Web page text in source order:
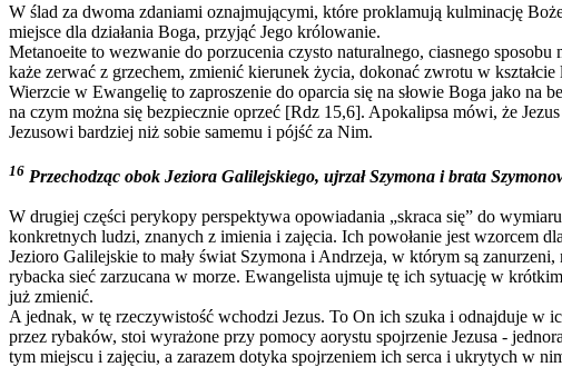
W ślad za dwoma zdaniami oznajmującymi, które proklamują kulminację
miejsce dla działania Boga, przyjąć Jego królowanie.
Metanoeite to wezwanie do porzucenia czysto naturalnego, ciasnego
każe zerwać z grzechem, zmienić kierunek życia, dokonać zwrotu w
Wierzcie w Ewangelię to zaproszenie do oparcia się na słowie Boga jako na
na czym można się bezpiecznie oprzeć [Rdz 15,6]. Apokalipsa mówi, że
Jezusowi bardziej niż sobie samemu i pójść za Nim.
16 Przechodząc obok Jeziora Galilejskiego, ujrzał Szymona i brata
W drugiej części perykopy perspektywa opowiadania „skraca się” do
konkretnych ludzi, znanych z imienia i zajęcia. Ich powołanie jest wzorcem
Jezioro Galilejskie to mały świat Szymona i Andrzeja, w którym są
rybacka sieć zarzucana w morze. Ewangelista ujmuje tę ich sytuację w
już zmienić.
A jednak, w tę rzeczywistość wchodzi Jezus. To On ich szuka i odnajduje w
przez rybaków, stoi wyrażone przy pomocy aorystu spojrzenie Jezusa ‑
tym miejscu i zajęciu, a zarazem dotyka spojrzeniem ich serca i ukrytych w